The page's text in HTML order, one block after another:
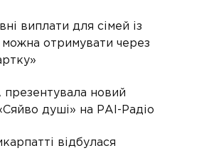
виплати для сімей із
можна отримувати через
презентувала новий
душі» на РАІ-Радіо
відбулася